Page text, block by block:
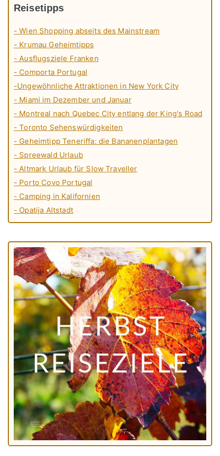
Reisetipps
- Wien Shopping abseits des Mainstream
- Krumau Geheimtipps
- Ausflugsziele Franken
- Comporta Portugal
-Ungewöhnliche Attraktionen in New York City
- Miami im Dezember und Januar
- Montreal nach Quebec City entlang der King's Road
- Toronto Sehenswürdigkeiten
- Geheimtipp Teneriffa: die Bananenplantagen
- Spreewald Urlaub
- Altmark Urlaub für Slow Traveller
- Porto Covo Portugal
- Camping in Kalifornien
- Opatija Altstadt